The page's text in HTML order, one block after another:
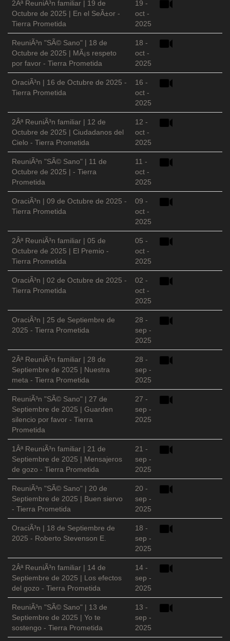
2Âª ReuniÃ³n familiar | 19 de
Octubre de 2025 | En el SeÃ±or -
Tierra Prometida
19 -
oct -
2025
ReuniÃ³n "SÃ© Sano" | 18 de
Octubre de 2025 | MÃ¡s respeto
por favor - Tierra Prometida
18 -
oct -
2025
OraciÃ³n | 16 de Octubre de 2025 -
Tierra Prometida
16 -
oct -
2025
2Âª ReuniÃ³n familiar | 12 de
Octubre de 2025 | Ciudadanos del
Cielo - Tierra Prometida
12 -
oct -
2025
ReuniÃ³n "SÃ© Sano" | 11 de
Octubre de 2025 | - Tierra
Prometida
11 -
oct -
2025
OraciÃ³n | 09 de Octubre de 2025 -
Tierra Prometida
09 -
oct -
2025
2Âª ReuniÃ³n familiar | 05 de
Octubre de 2025 | El Premio -
Tierra Prometida
05 -
oct -
2025
OraciÃ³n | 02 de Octubre de 2025 -
Tierra Prometida
02 -
oct -
2025
OraciÃ³n | 25 de Septiembre de
2025 - Tierra Prometida
28 -
sep -
2025
2Âª ReuniÃ³n familiar | 28 de
Septiembre de 2025 | Nuestra
meta - Tierra Prometida
28 -
sep -
2025
ReuniÃ³n "SÃ© Sano" | 27 de
Septiembre de 2025 | Guarden
silencio por favor - Tierra
Prometida
27 -
sep -
2025
1Âª ReuniÃ³n familiar | 21 de
Septiembre de 2025 | Mensajeros
de gozo - Tierra Prometida
21 -
sep -
2025
ReuniÃ³n "SÃ© Sano" | 20 de
Septiembre de 2025 | Buen siervo
- Tierra Prometida
20 -
sep -
2025
OraciÃ³n | 18 de Septiembre de
2025 - Roberto Stevenson E.
18 -
sep -
2025
2Âª ReuniÃ³n familiar | 14 de
Septiembre de 2025 | Los efectos
del gozo - Tierra Prometida
14 -
sep -
2025
ReuniÃ³n "SÃ© Sano" | 13 de
Septiembre de 2025 | Yo te
sostengo - Tierra Prometida
13 -
sep -
2025